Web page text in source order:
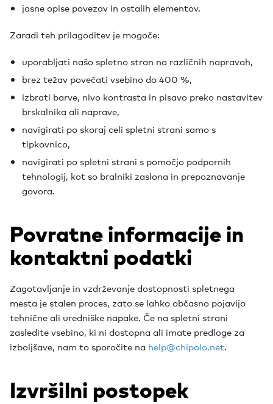
jasne opise povezav in ostalih elementov.
Zaradi teh prilagoditev je mogoče:
uporabljati našo spletno stran na različnih napravah,
brez težav povečati vsebino do 400 %,
izbrati barve, nivo kontrasta in pisavo preko nastavitev
brskalnika ali naprave,
navigirati po skoraj celi spletni strani samo s
tipkovnico,
navigirati po spletni strani s pomočjo podpornih
tehnologij, kot so bralniki zaslona in prepoznavanje
govora.
Povratne informacije in
kontaktni podatki
Zagotavljanje in vzdrževanje dostopnosti spletnega
mesta je stalen proces, zato se lahko občasno pojavijo
tehnične ali uredniške napake. Če na spletni strani
zasledite vsebino, ki ni dostopna ali imate predloge za
izboljšave, nam to sporočite na help@chipolo.net.
Izvršilni postopek